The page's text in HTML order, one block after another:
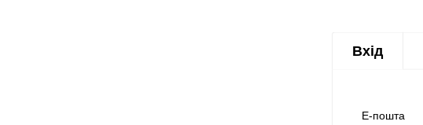
Вхід
Е-пошта